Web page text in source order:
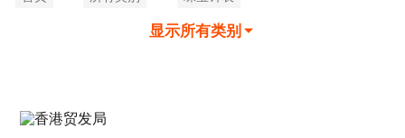
显示所有类别